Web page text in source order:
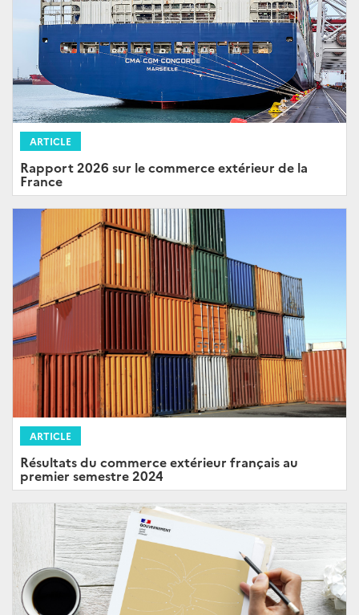
ARTICLE
Rapport 2026 sur le commerce extérieur de la
France
ARTICLE
Résultats du commerce extérieur français au
premier semestre 2024